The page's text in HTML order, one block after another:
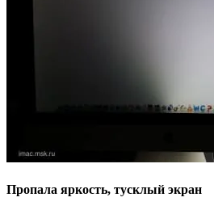
Пропала яркость, тусклый экран